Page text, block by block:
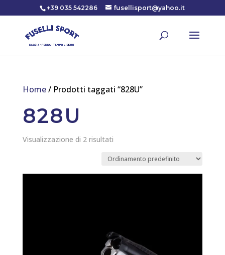
+39 035 542286 fusellisport@yahoo.it
Home/ Prodotti taggati “828U”
828U
Visualizzazione di 2 risultati